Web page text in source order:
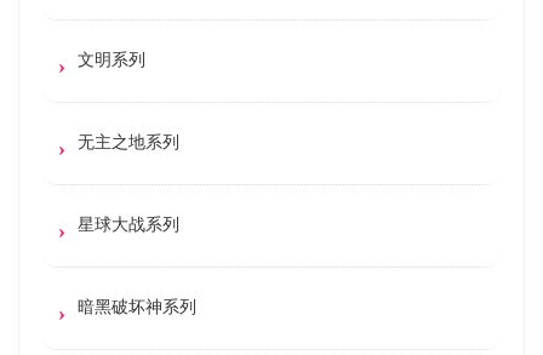
文明系列
无主之地系列
星球大战系列
暗黑破坏神系列